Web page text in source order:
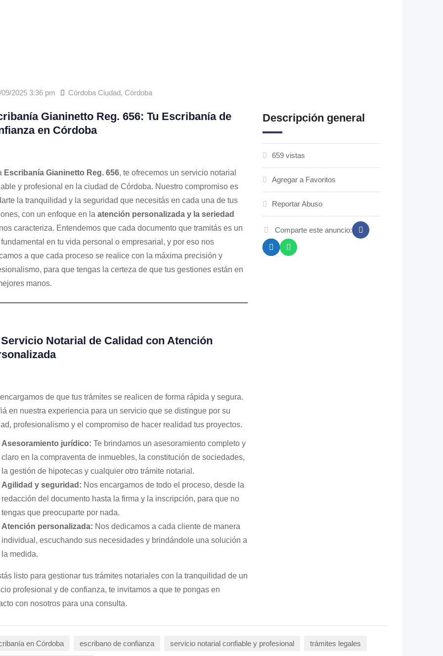
2025 3:36 pm Córdoba Ciudad, Córdoba
Gianinetto Reg. 656: Tu Escribanía de
en Córdoba
Escribanía Gianinetto Reg. 656, te ofrecemos un servicio notarial
y profesional en la ciudad de Córdoba. Nuestro compromiso es
la tranquilidad y la seguridad que necesitás en cada una de tus
con un enfoque en la atención personalizada y la seriedad
caracteriza. Entendemos que cada documento que tramitás es un
en tu vida personal o empresarial, y por eso nos
a que cada proceso se realice con la máxima precisión y
para que tengas la certeza de que tus gestiones están en
manos.
Notarial de Calidad con Atención
de que tus trámites se realicen de forma rápida y segura.
en nuestra experiencia para un servicio que se distingue por su
profesionalismo y el compromiso de hacer realidad tus proyectos.
Asesoramiento jurídico: Te brindamos un asesoramiento completo y
claro en la compraventa de inmuebles, la constitución de sociedades,
la gestión de hipotecas y cualquier otro trámite notarial.
Agilidad y seguridad: Nos encargamos de todo el proceso, desde la
redacción del documento hasta la firma y la inscripción, para que no
tengas que preocuparte por nada.
Atención personalizada: Nos dedicamos a cada cliente de manera
individual, escuchando sus necesidades y brindándole una solución a
la medida.
listo para gestionar tus trámites notariales con la tranquilidad de un
profesional y de confianza, te invitamos a que te pongas en
con nosotros para una consulta.
Descripción general
659 vistas
Agregar a Favoritos
Reportar Abuso
Comparte este anuncio:
en Córdoba escribano de confianza servicio notarial confiable y profesional trámites legales